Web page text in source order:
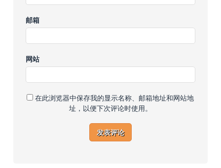
邮箱
网站
在此浏览器中保存我的显示名称、邮箱地址和网站地
址，以便下次评论时使用。